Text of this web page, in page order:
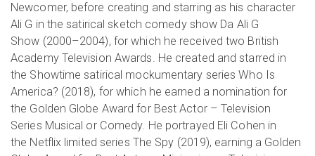
Newcomer, before creating and starring as his character
Ali G in the satirical sketch comedy show Da Ali G
Show (2000–2004), for which he received two British
Academy Television Awards. He created and starred in
the Showtime satirical mockumentary series Who Is
America? (2018), for which he earned a nomination for
the Golden Globe Award for Best Actor – Television
Series Musical or Comedy. He portrayed Eli Cohen in
the Netflix limited series The Spy (2019), earning a Golden